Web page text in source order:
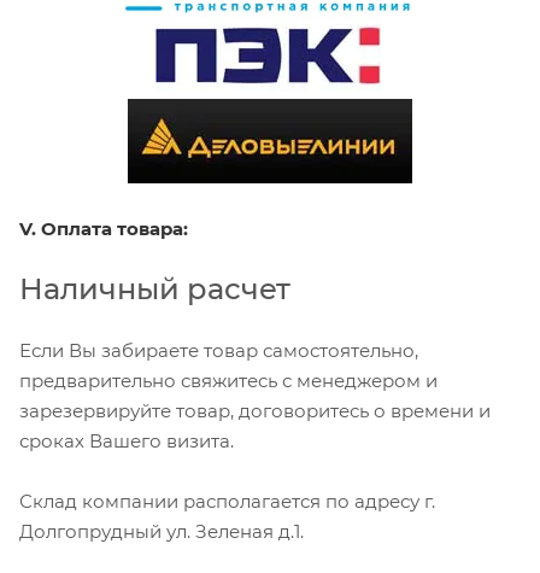
V. Оплата товара:
Наличный расчет
Если Вы забираете товар самостоятельно,
предварительно свяжитесь с менеджером и
зарезервируйте товар, договоритесь о времени и
сроках Вашего визита.
Склад компании располагается по адресу г.
Долгопрудный ул. Зеленая д.1.